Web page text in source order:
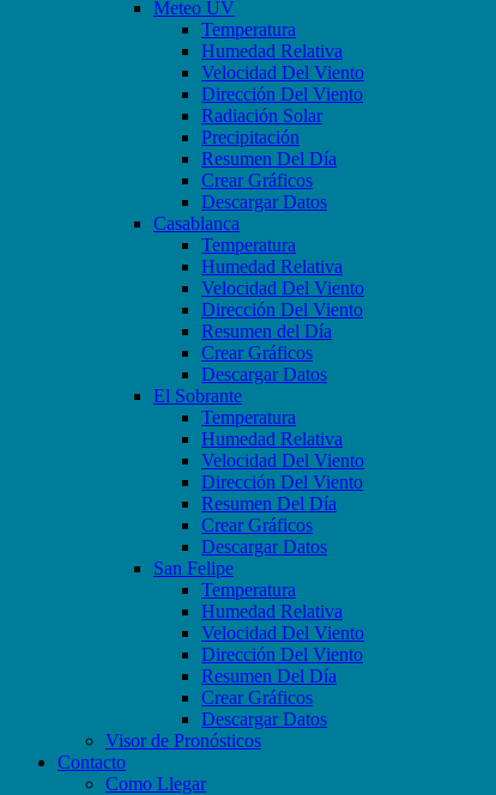
Meteo UV
Temperatura
Humedad Relativa
Velocidad Del Viento
Dirección Del Viento
Radiación Solar
Precipitación
Resumen Del Día
Crear Gráficos
Descargar Datos
Casablanca
Temperatura
Humedad Relativa
Velocidad Del Viento
Dirección Del Viento
Resumen del Día
Crear Gráficos
Descargar Datos
El Sobrante
Temperatura
Humedad Relativa
Velocidad Del Viento
Dirección Del Viento
Resumen Del Día
Crear Gráficos
Descargar Datos
San Felipe
Temperatura
Humedad Relativa
Velocidad Del Viento
Dirección Del Viento
Resumen Del Día
Crear Gráficos
Descargar Datos
Visor de Pronósticos
Contacto
Como Llegar